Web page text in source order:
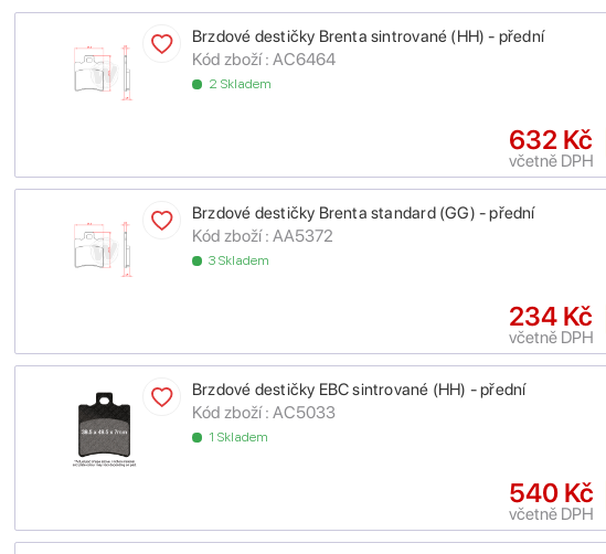
Brzdové destičky Brenta sintrované (HH) - přední
Kód zboží : AC6464
2 Skladem
632 Kč
včetně DPH
Brzdové destičky Brenta standard (GG) - přední
Kód zboží : AA5372
3 Skladem
234 Kč
včetně DPH
Brzdové destičky EBC sintrované (HH) - přední
Kód zboží : AC5033
1 Skladem
540 Kč
včetně DPH